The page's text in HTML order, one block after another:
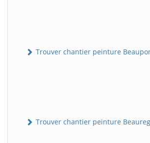
Trouver chantier peinture
Trouver chantier peinture